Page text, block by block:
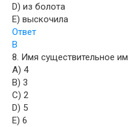
D) из болота
E) выскочила
Ответ
B
8. Имя существительное
A) 4
B) 3
C) 2
D) 5
E) 6